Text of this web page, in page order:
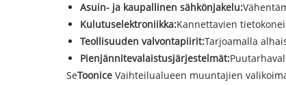
Asuin- ja kaupallinen sähkönjakelu:
Kulutuselektroniikka:Kannettavien
Teollisuuden valvontapiirit:Tarjoamalla
Pienjännitevalaistusjärjestelmät:
SeToonice Vaihteilualueen muuntajien